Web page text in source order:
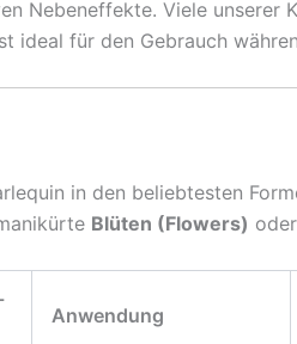
Nebeneffekte. Viele unserer
ideal für den Gebrauch
in den beliebtesten
Blüten (Flowers)
Anwendung